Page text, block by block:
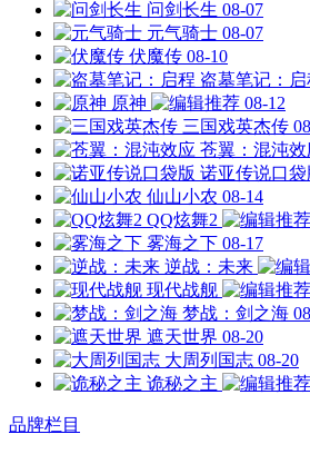
问剑长生 08-07
元气骑士 08-07
伏魔传 08-10
盗墓笔记：启
原神
08-12
三国戏英杰传
苍翼：混沌效
诺亚传说口袋
仙山小农 08-14
QQ炫舞2
雾海之下 08-17
逆战：未来
现代战舰
梦战：剑之海
遮天世界 08-20
大周列国志 08-20
诡秘之主
品牌栏目